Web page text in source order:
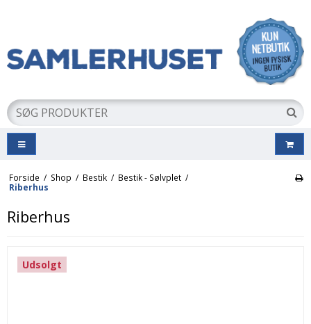
Forside / Shop / Bestik / Bestik - Sølvplet /
Riberhus
Riberhus
Udsolgt